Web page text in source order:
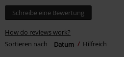
Schreibe eine Bewertung
How do reviews work?
Sortieren nach
Datum Hilfreich